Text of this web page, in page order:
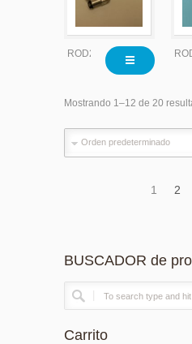
ROD2200
Mostrando 1–12 de 20
1 2
BUSCADOR de
Carrito